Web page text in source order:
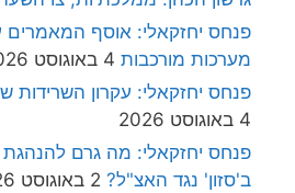
פנחס יחזקאלי: אוסף המאמרים
מערכות מורכבות 4 באוגוסט 2026
פנחס יחזקאלי: עקרון השרידות
4 באוגוסט 2026
פנחס יחזקאלי: מה גרם להנהגת
ב'סזון' נגד האצ"ל? 2 באוגוסט 2026